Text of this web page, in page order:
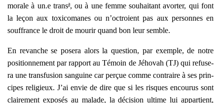
morale à un.e transa, ou à une femme sou­hai­tant avor­ter, qui font
la leçon aux toxi­co­manes ou n’octroient pas aux per­sonnes en
souf­france le droit de mou­rir quand bon leur semble.
En revanche se pose­ra alors la ques­tion, par exemple, de notre
posi­tion­ne­ment par rap­port au Témoin de Jého­vah (TJ) qui refu­se­
ra une trans­fu­sion san­guine car per­çue comme contraire à ses prin­
cipes reli­gieux. J’ai envie de dire que si les risques encou­rus sont
clai­re­ment expo­sés au malade, la déci­sion ultime lui appar­tient,